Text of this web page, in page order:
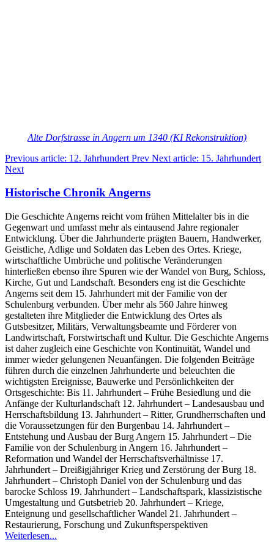
Alte Dorfstrasse in Angern um 1340 (KI Rekonstruktion)
Previous article: 12. Jahrhundert Prev Next article: 15. Jahrhundert
Next
Historische Chronik Angerns
Die Geschichte Angerns reicht vom frühen Mittelalter bis in die
Gegenwart und umfasst mehr als eintausend Jahre regionaler
Entwicklung. Über die Jahrhunderte prägten Bauern, Handwerker,
Geistliche, Adlige und Soldaten das Leben des Ortes. Kriege,
wirtschaftliche Umbrüche und politische Veränderungen
hinterließen ebenso ihre Spuren wie der Wandel von Burg, Schloss,
Kirche, Gut und Landschaft. Besonders eng ist die Geschichte
Angerns seit dem 15. Jahrhundert mit der Familie von der
Schulenburg verbunden. Über mehr als 560 Jahre hinweg
gestalteten ihre Mitglieder die Entwicklung des Ortes als
Gutsbesitzer, Militärs, Verwaltungsbeamte und Förderer von
Landwirtschaft, Forstwirtschaft und Kultur. Die Geschichte Angerns
ist daher zugleich eine Geschichte von Kontinuität, Wandel und
immer wieder gelungenen Neuanfängen. Die folgenden Beiträge
führen durch die einzelnen Jahrhunderte und beleuchten die
wichtigsten Ereignisse, Bauwerke und Persönlichkeiten der
Ortsgeschichte: Bis 11. Jahrhundert – Frühe Besiedlung und die
Anfänge der Kulturlandschaft 12. Jahrhundert – Landesausbau und
Herrschaftsbildung 13. Jahrhundert – Ritter, Grundherrschaften und
die Voraussetzungen für den Burgenbau 14. Jahrhundert –
Entstehung und Ausbau der Burg Angern 15. Jahrhundert – Die
Familie von der Schulenburg in Angern 16. Jahrhundert –
Reformation und Wandel der Herrschaftsverhältnisse 17.
Jahrhundert – Dreißigjähriger Krieg und Zerstörung der Burg 18.
Jahrhundert – Christoph Daniel von der Schulenburg und das
barocke Schloss 19. Jahrhundert – Landschaftspark, klassizistische
Umgestaltung und Gutsbetrieb 20. Jahrhundert – Kriege,
Enteignung und gesellschaftlicher Wandel 21. Jahrhundert –
Restaurierung, Forschung und Zukunftsperspektiven
Weiterlesen...